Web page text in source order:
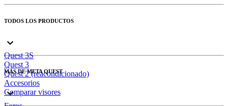
TODOS LOS PRODUCTOS
Quest 3S
Quest 3
Quest 2 (reacondicionado)
Accesorios
Comparar visores
MÁS DE META QUEST